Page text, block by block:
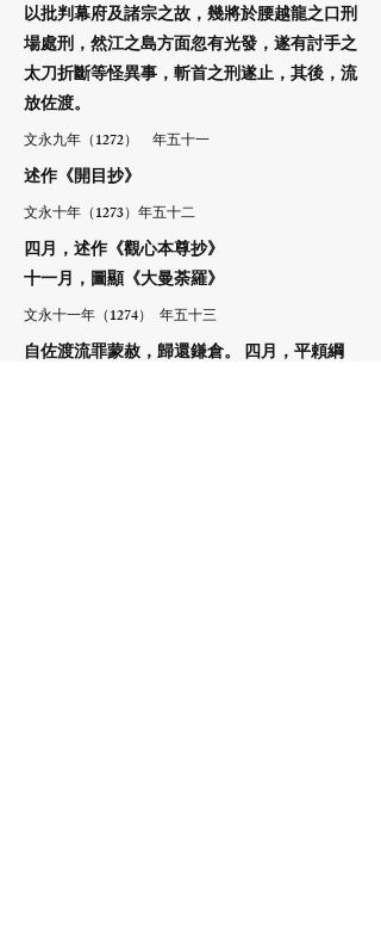
以批判幕府及諸宗之故，幾將於腰越龍之口刑
場處刑，然江之島方面忽有光發，遂有討手之
太刀折斷等怪異事，斬首之刑遂止，其後，流
放佐渡。
文永九年（1272） 年五十一
述作《開目抄》
文永十年（1273）年五十二
四月，述作《觀心本尊抄》
十一月，圖顯《大曼荼羅》
文永十一年（1274） 年五十三
自佐渡流罪蒙赦，歸還鎌倉。 四月，平頼綱